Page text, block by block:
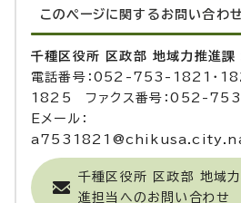
このページに関する お問い合わせ
千種区役所 区政部 地域力推進課
電話番号：052-753-1821・
1825 ファクス番号：052-
Eメール：
千種区役所 区政部 地域
進担当へのお問い合わせ